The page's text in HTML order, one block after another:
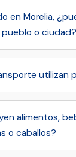
en Morelia,
o ciudad?
utilizan
alimentos,
o caballos?